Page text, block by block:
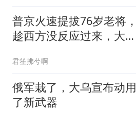
普京火速提拔76岁老将，
趁西方没反应过来，大鹅
君笙拂兮啊
俄军栽了，大乌宣布动用
了新武器